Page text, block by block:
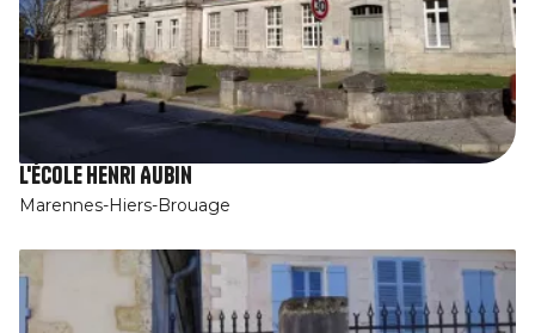
L'école Henri Aubin
Marennes-Hiers-Brouage